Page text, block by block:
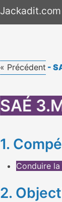
Jackadit.com
« Précédent -
SAÉ
1.
Conduire
2.